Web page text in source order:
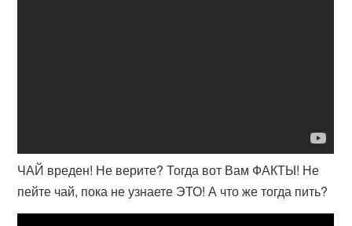
ЧАЙ вреден! Не верите? Тогда вот Вам ФАКТЫ! Не
пейте чай, пока не узнаете ЭТО! А что же тогда пить?